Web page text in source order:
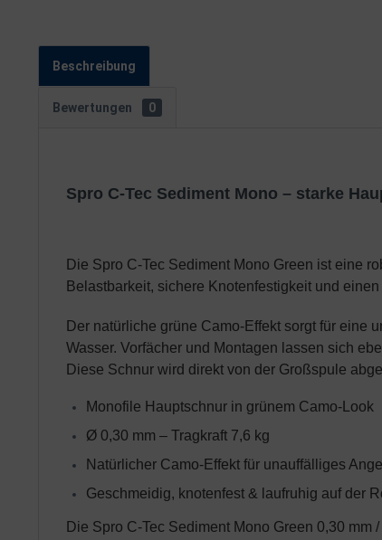
Beschreibung
Bewertungen 0
Spro C-Tec Sediment Mono – starke
Die Spro C-Tec Sediment Mono Green ist eine
Belastbarkeit, sichere Knotenfestigkeit und
Der natürliche grüne Camo-Effekt sorgt für eine
Wasser. Vorfächer und Montagen lassen sich
Diese Schnur wird direkt von der Großspule
Monofile Hauptschnur in grünem Camo-Look
Ø 0,30 mm – Tragkraft 7,6 kg
Natürlicher Camo-Effekt für unauffälliges
Geschmeidig, knotenfest & laufruhig auf der
Die Spro C-Tec Sediment Mono Green 0,30